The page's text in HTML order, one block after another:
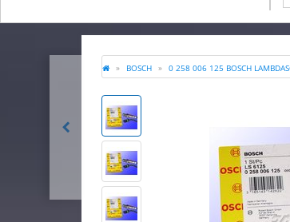
BOSCH 0 258 006 125 BOSCH